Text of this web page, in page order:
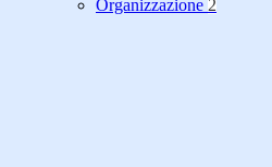
Organizzazione 2